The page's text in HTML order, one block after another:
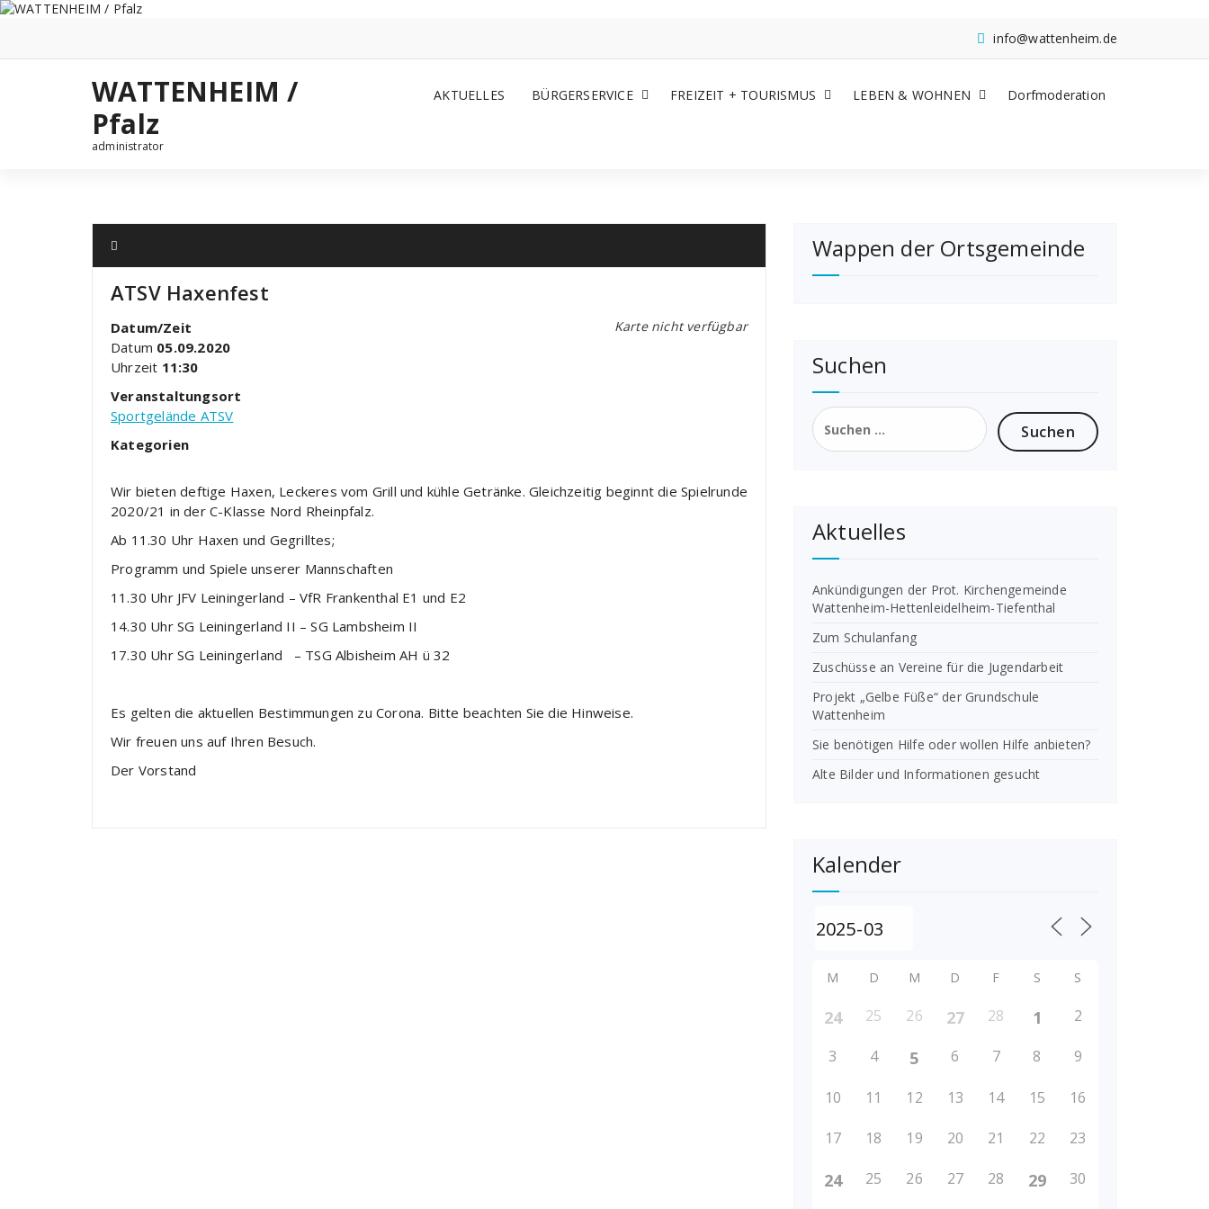
Zum
info@wattenheim.de
WATTENHEIM /
Pfalz
administrator
AKTUELLES BÜRGERSERVICE FREIZEIT + TOURISMUS LEBEN & WOHNEN Dorfmoderation
ATSV Haxenfest
Karte nicht verfügbar
Datum/Zeit
Datum 05.09.2020
Uhrzeit 11:30
Veranstaltungsort
Sportgelände ATSV
Kategorien
Wir bieten deftige Haxen, Leckeres vom Grill und kühle Getränke. Gleichzeitig beginnt die Spielrunde
2020/21 in der C-Klasse Nord Rheinpfalz.
Ab 11.30 Uhr Haxen und Gegrilltes;
Programm und Spiele unserer Mannschaften
11.30 Uhr JFV Leiningerland – VfR Frankenthal E1 und E2
14.30 Uhr SG Leiningerland II – SG Lambsheim II
17.30 Uhr SG Leiningerland – TSG Albisheim AH ü 32
Es gelten die aktuellen Bestimmungen zu Corona. Bitte beachten Sie die Hinweise.
Wir freuen uns auf Ihren Besuch.
Der Vorstand
Wappen der Ortsgemeinde
Suchen
Suchen
nach:
Aktuelles
Ankündigungen der Prot. Kirchengemeinde
Wattenheim-Hettenleidelheim-Tiefenthal
Zum Schulanfang
Zuschüsse an Vereine für die Jugendarbeit
Projekt „Gelbe Füße“ der Grundschule
Wattenheim
Sie benötigen Hilfe oder wollen Hilfe anbieten?
Alte Bilder und Informationen gesucht
Kalender
M D M D F S S
24 25 26 27 28 1 2
3 4 5 6 7 8 9
10 11 12 13 14 15 16
17 18 19 20 21 22 23
24 25 26 27 28 29 30